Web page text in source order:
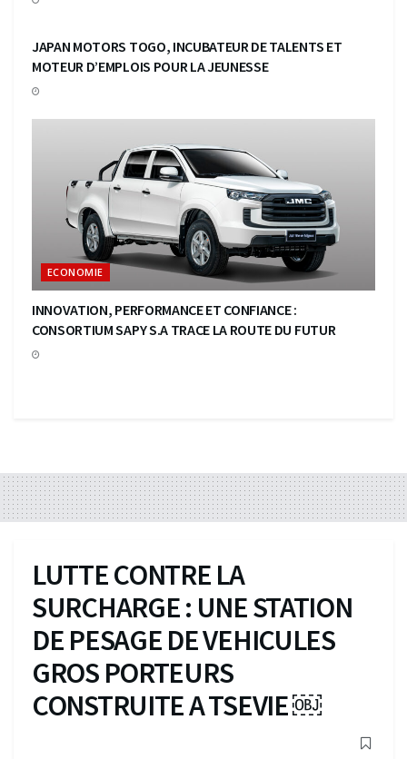
JAPAN MOTORS TOGO, INCUBATEUR DE TALENTS ET
MOTEUR D’EMPLOIS POUR LA JEUNESSE
ECONOMIE
INNOVATION, PERFORMANCE ET CONFIANCE :
CONSORTIUM SAPY S.A TRACE LA ROUTE DU FUTUR
LUTTE CONTRE LA
SURCHARGE : UNE STATION
DE PESAGE DE VEHICULES
GROS PORTEURS
CONSTRUITE A TSEVIE ￼